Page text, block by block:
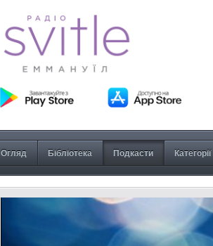
Огляд Бібліотека Подкасти Категорії